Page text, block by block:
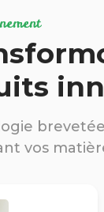
vos